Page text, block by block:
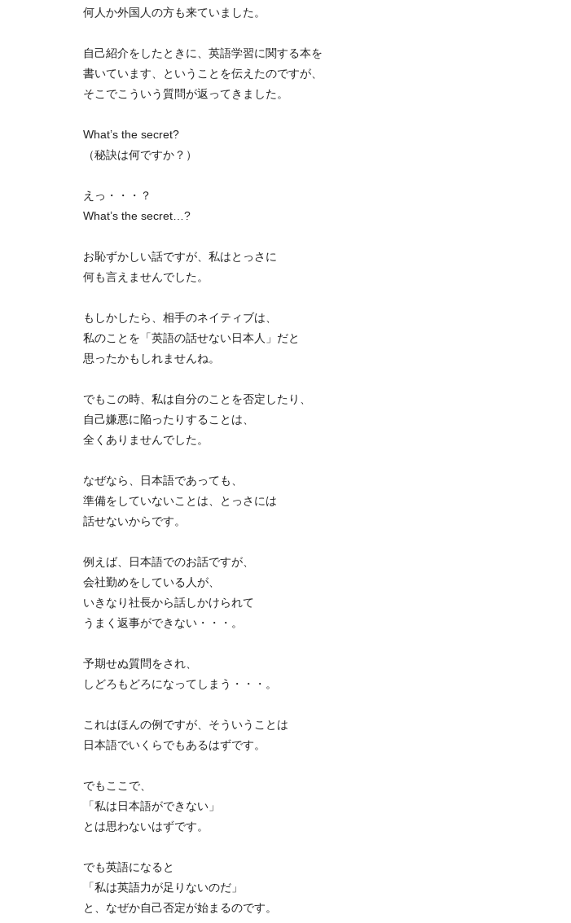
何人か外国人の方も来ていました。
自己紹介をしたときに、英語学習に関する本を
書いています、ということを伝えたのですが、
そこでこういう質問が返ってきました。
What’s the secret?
（秘訣は何ですか？）
えっ・・・？
What’s the secret…?
お恥ずかしい話ですが、私はとっさに
何も言えませんでした。
もしかしたら、相手のネイティブは、
私のことを「英語の話せない日本人」だと
思ったかもしれませんね。
でもこの時、私は自分のことを否定したり、
自己嫌悪に陥ったりすることは、
全くありませんでした。
なぜなら、日本語であっても、
準備をしていないことは、とっさには
話せないからです。
例えば、日本語でのお話ですが、
会社勤めをしている人が、
いきなり社長から話しかけられて
うまく返事ができない・・・。
予期せぬ質問をされ、
しどろもどろになってしまう・・・。
これはほんの例ですが、そういうことは
日本語でいくらでもあるはずです。
でもここで、
「私は日本語ができない」
とは思わないはずです。
でも英語になると
「私は英語力が足りないのだ」
と、なぜか自己否定が始まるのです。